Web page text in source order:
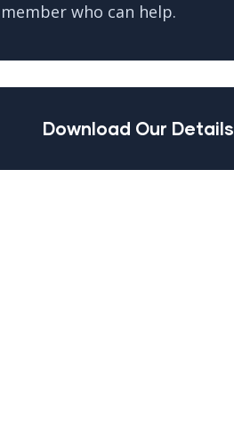
member who can help.
Download Our Details